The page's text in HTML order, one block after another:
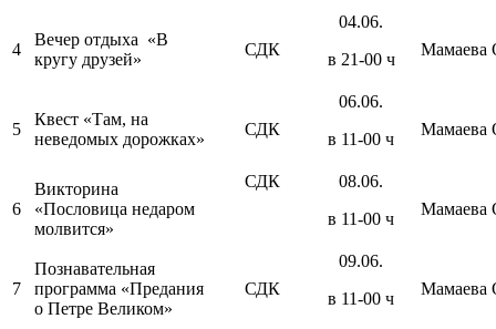
4
Вечер отдыха «В
кругу друзей»
СДК
04.06.
в 21-00 ч
Мамаева
5
Квест «Там, на
неведомых дорожках»
СДК
06.06.
в 11-00 ч
Мамаева
6
Викторина
«Пословица недаром
молвится»
СДК
08.06.
в 11-00 ч
Мамаева
7
Познавательная
программа «Предания
о Петре Великом»
СДК
09.06.
в 11-00 ч
Мамаева